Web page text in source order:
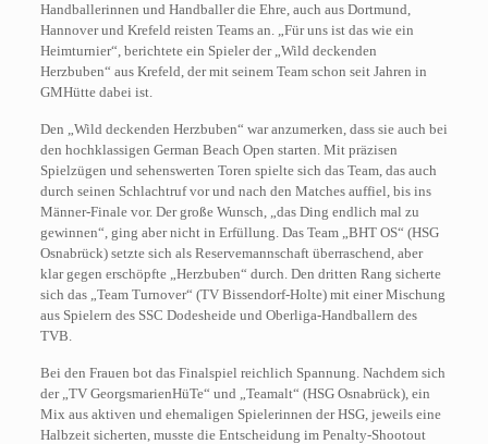
Handballerinnen und Handballer die Ehre, auch aus Dortmund,
Hannover und Krefeld reisten Teams an. „Für uns ist das wie ein
Heimturnier“, berichtete ein Spieler der „Wild deckenden
Herzbuben“ aus Krefeld, der mit seinem Team schon seit Jahren in
GMHütte dabei ist.
Den „Wild deckenden Herzbuben“ war anzumerken, dass sie auch bei
den hochklassigen German Beach Open starten. Mit präzisen
Spielzügen und sehenswerten Toren spielte sich das Team, das auch
durch seinen Schlachtruf vor und nach den Matches auffiel, bis ins
Männer-Finale vor. Der große Wunsch, „das Ding endlich mal zu
gewinnen“, ging aber nicht in Erfüllung. Das Team „BHT OS“ (HSG
Osnabrück) setzte sich als Reservemannschaft überraschend, aber
klar gegen erschöpfte „Herzbuben“ durch. Den dritten Rang sicherte
sich das „Team Turnover“ (TV Bissendorf-Holte) mit einer Mischung
aus Spielern des SSC Dodesheide und Oberliga-Handballern des
TVB.
Bei den Frauen bot das Finalspiel reichlich Spannung. Nachdem sich
der „TV GeorgsmarienHüTe“ und „Teamalt“ (HSG Osnabrück), ein
Mix aus aktiven und ehemaligen Spielerinnen der HSG, jeweils eine
Halbzeit sicherten, musste die Entscheidung im Penalty-Shootout